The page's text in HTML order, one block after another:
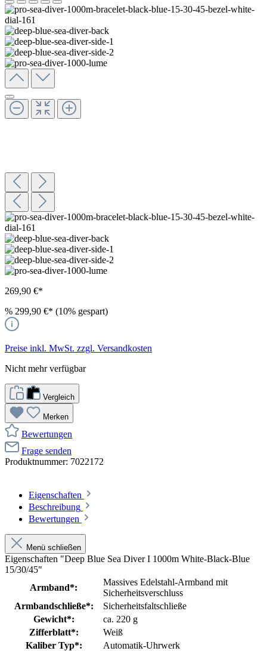
269,90 €*
% 299,90 €* (10% gespart)
Preise inkl. MwSt. zzgl. Versandkosten
Nicht mehr verfügbar
Vergleich
Merken
Bewertungen
Frage senden
Produktnummer: 7022172
Eigenschaften
Beschreibung
Bewertungen
Menü schließen
Eigenschaften "Deep Blue Sea Diver I 1000m White-Black-Blue
15/30/45"
Armband*:
Massives Edelstahl-Armband mit
Sicherheitsverschluss
Armbandschließe*:
Sicherheitsfaltschließe
Gewicht*:
ca. 220 g
Zifferblatt*:
Weiß
Kaliber Typ*:
Automatik-Uhrwerk